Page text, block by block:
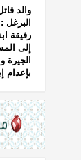
والد
البرغل
رفيقة
إلى
الجيرة
بإعدام